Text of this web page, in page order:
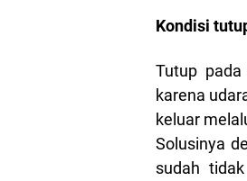
Kondisi
Tutup
karena
keluar
Solusinya
sudah